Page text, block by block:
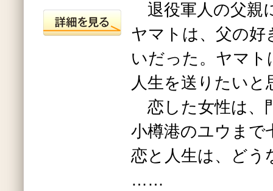
退役軍人の父親
ヤマトは、父の好
いだった。ヤマ
人生を送りたいと
恋した女性は、
小樽港のユウまで
恋と人生は、どう
……